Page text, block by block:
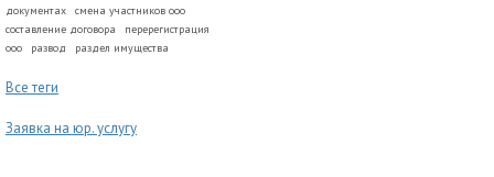
документах
смена участников ооо
составление договора
перерегистрация
ооо
развод раздел имущества
Все теги
Заявка на юр. услугу